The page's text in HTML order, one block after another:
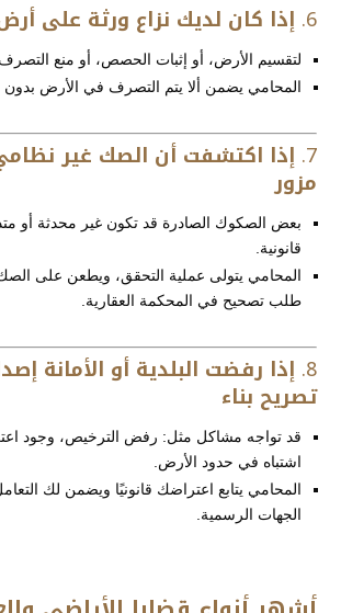
6. إذا كان لديك نزاع ورثة على
لتقسيم الأرض، أو إثبات الحصص، أو منع التصرف
المحامي يضمن ألا يتم التصرف في الأرض بدون
7. إذا اكتشفت أن الصك غير
مزور
بعض الصكوك الصادرة قد تكون غير محدثة أو
قانونية.
المحامي يتولى عملية التحقق، ويطعن على
طلب تصحيح في المحكمة العقارية.
8. إذا رفضت البلدية أو الأمانة
تصريح بناء
قد تواجه مشاكل مثل: رفض الترخيص، وجود
اشتباه في حدود الأرض.
المحامي يتابع اعتراضك قانونيًا ويضمن لك
الجهات الرسمية.